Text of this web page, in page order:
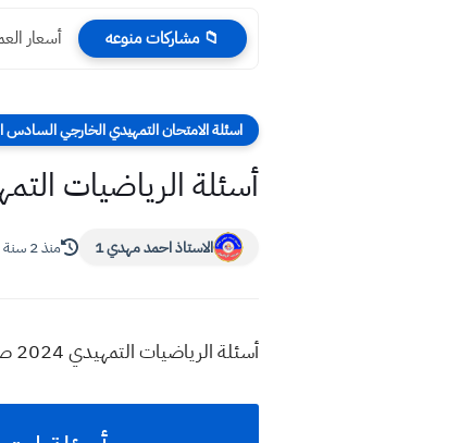
📁 مشاركات منوعه أسعار
اسئلة الامتحان التمهيدي الخارجي السادس
أسئلة الرياضيات التمهيدي 2024 صف
الاستاذ احمد مهدي 1 منذ 2 سنة
أسئلة الرياضيات التمهيدي 2024 صف سادس علمي